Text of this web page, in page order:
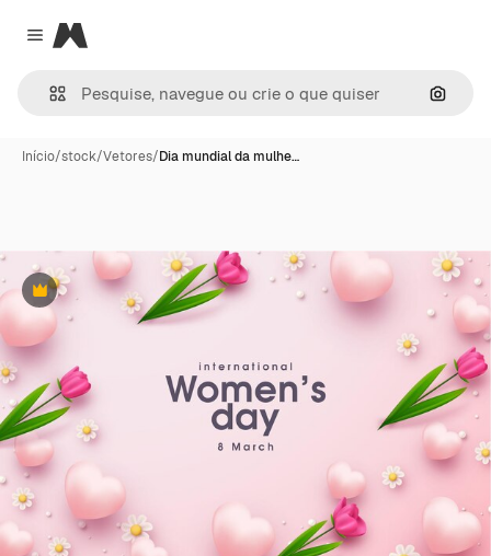
Close menu
Magnific
Início/stock/Vetores/Dia mundial da mulhe…
Premium